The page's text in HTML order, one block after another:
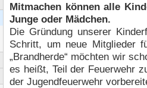
Mitmachen können alle
Junge oder Mädchen.
Die Gründung unserer
Schritt, um neue Mitglieder
„Brandherde“ möchten wir
es heißt, Teil der Feuerwehr
der Jugendfeuerwehr